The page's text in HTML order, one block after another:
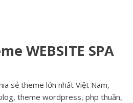
WEBSITE SPA
sẻ theme lớn nhất Việt Nam,
theme wordpress, php thuần,